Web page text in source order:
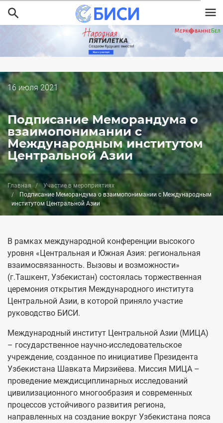
Перейти
к
основному
содержанию
Дата
публикации
16 июля 2021
Подписание Меморандума о
взаимопонимании с
Международным институтом
Центральной Азии
Главная
Участие в мероприятиях
Подписание Меморандума о взаимопонимании с Международным
институтом Центральной Азии
В рамках международной конференции высокого
уровня «Центральная и Южная Азия: региональная
взаимосвязанность. Вызовы и возможности»
(г.Ташкент, Узбекистан) состоялась торжественная
церемония открытия Международного института
Центральной Азии, в которой приняло участие
руководство БИСИ.
Международный институт Центральной Азии (МИЦА)
– государственное научно-исследовательское
учреждение, созданное по инициативе Президента
Узбекистана Шавката Мирзиёева. Миссия МИЦА –
проведение междисциплинарных исследований
цивилизационного многообразия и современных
процессов устойчивого развития региона,
направленных на создание вокруг Узбекистана пояса